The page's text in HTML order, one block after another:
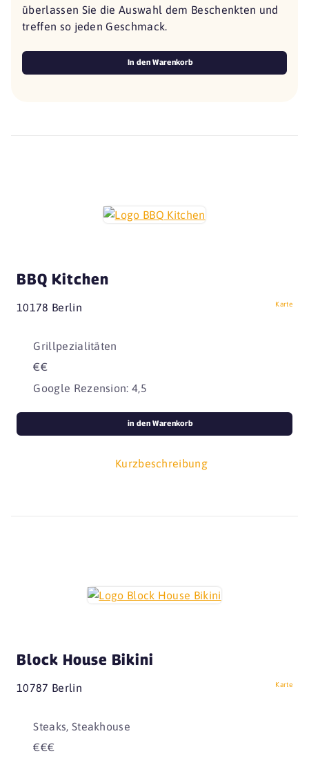
überlassen Sie die Auswahl dem Beschenkten und
treffen so jeden Geschmack.
In den Warenkorb
BBQ Kitchen
10178 Berlin Karte
Grillpezialitäten
€€
Google Rezension: 4,5
Kurzbeschreibung
in den Warenkorb
Block House Bikini
10787 Berlin Karte
Steaks, Steakhouse
€€€